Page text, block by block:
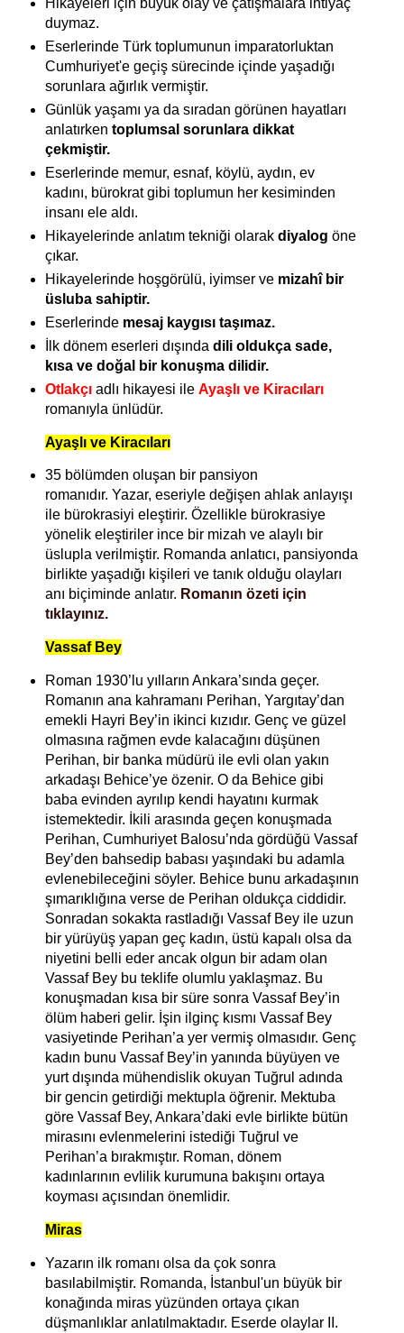
Hikayeleri için büyük olay ve çatışmalara ihtiyaç
duymaz.
Eserlerinde Türk toplumunun imparatorluktan
Cumhuriyet'e geçiş sürecinde içinde yaşadığı
sorunlara ağırlık vermiştir.
Günlük yaşamı ya da sıradan görünen hayatları
anlatırken toplumsal sorunlara dikkat
çekmiştir.
Eserlerinde memur, esnaf, köylü, aydın, ev
kadını, bürokrat gibi toplumun her kesiminden
insanı ele aldı.
Hikayelerinde anlatım tekniği olarak diyalog öne
çıkar.
Hikayelerinde hoşgörülü, iyimser ve mizahî bir
üsluba sahiptir.
Eserlerinde mesaj kaygısı taşımaz.
İlk dönem eserleri dışında dili oldukça sade,
kısa ve doğal bir konuşma dilidir.
Otlakçıadlı hikayesi ile Ayaşlı ve Kiracıları
romanıyla ünlüdür.
Ayaşlı ve Kiracıları
35 bölümden oluşan bir pansiyon
romanıdır. Yazar, eseriyle değişen ahlak anlayışı
ile bürokrasiyi eleştirir. Özellikle bürokrasiye
yönelik eleştiriler ince bir mizah ve alaylı bir
üslupla verilmiştir. Romanda anlatıcı, pansiyonda
birlikte yaşadığı kişileri ve tanık olduğu olayları
anı biçiminde anlatır. Romanın özeti için
tıklayınız.
Vassaf Bey
Roman 1930’lu yılların Ankara’sında geçer.
Romanın ana kahramanı Perihan, Yargıtay’dan
emekli Hayri Bey’in ikinci kızıdır. Genç ve güzel
olmasına rağmen evde kalacağını düşünen
Perihan, bir banka müdürü ile evli olan yakın
arkadaşı Behice’ye özenir. O da Behice gibi
baba evinden ayrılıp kendi hayatını kurmak
istemektedir. İkili arasında geçen konuşmada
Perihan, Cumhuriyet Balosu’nda gördüğü Vassaf
Bey’den bahsedip babası yaşındaki bu adamla
evlenebileceğini söyler. Behice bunu arkadaşının
şımarıklığına verse de Perihan oldukça ciddidir.
Sonradan sokakta rastladığı Vassaf Bey ile uzun
bir yürüyüş yapan geç kadın, üstü kapalı olsa da
niyetini belli eder ancak olgun bir adam olan
Vassaf Bey bu teklife olumlu yaklaşmaz. Bu
konuşmadan kısa bir süre sonra Vassaf Bey’in
ölüm haberi gelir. İşin ilginç kısmı Vassaf Bey
vasiyetinde Perihan’a yer vermiş olmasıdır. Genç
kadın bunu Vassaf Bey’in yanında büyüyen ve
yurt dışında mühendislik okuyan Tuğrul adında
bir gencin getirdiği mektupla öğrenir. Mektuba
göre Vassaf Bey, Ankara’daki evle birlikte bütün
mirasını evlenmelerini istediği Tuğrul ve
Perihan’a bırakmıştır. Roman, dönem
kadınlarının evlilik kurumuna bakışını ortaya
koyması açısından önemlidir.
Miras
Yazarın ilk romanı olsa da çok sonra
basılabilmiştir. Romanda, İstanbul'un büyük bir
konağında miras yüzünden ortaya çıkan
düşmanlıklar anlatılmaktadır. Eserde olaylar II.